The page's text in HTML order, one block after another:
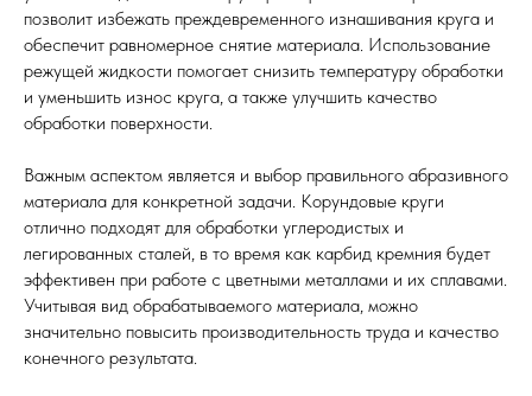
позволит избежать преждевременного изнашивания круга и
обеспечит равномерное снятие материала. Использование
режущей жидкости помогает снизить температуру обработки
и уменьшить износ круга, а также улучшить качество
обработки поверхности.
Важным аспектом является и выбор правильного абразивного
материала для конкретной задачи. Корундовые круги
отлично подходят для обработки углеродистых и
легированных сталей, в то время как карбид кремния будет
эффективен при работе с цветными металлами и их сплавами.
Учитывая вид обрабатываемого материала, можно
значительно повысить производительность труда и качество
конечного результата.